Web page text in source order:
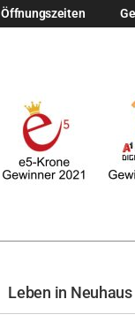
Öffnungszeiten
Leben in Neuhaus